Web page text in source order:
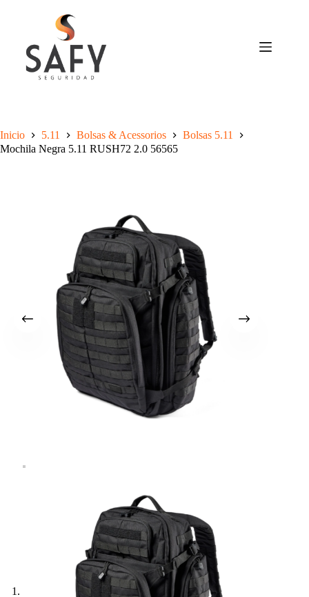
Inicio 5.11 Bolsas & Acessorios
Bolsas 5.11
Mochila Negra 5.11 RUSH72 2.0 56565